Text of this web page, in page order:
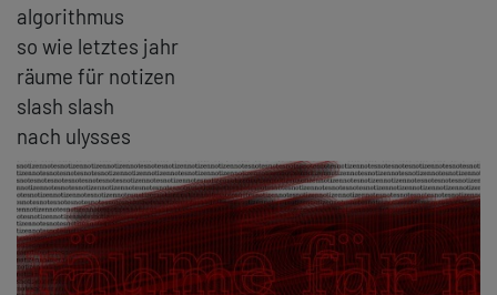
algorithmus
so wie letztes jahr
räume für notizen
slash slash
nach ulysses